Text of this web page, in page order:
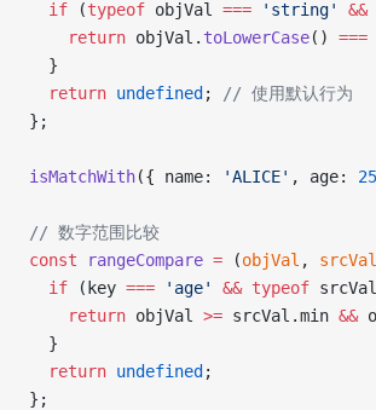
  if
(typeof objVal === 'string' &&
    return
objVal. toLowerCase() ===
  }
  return
undefined ;
// 使用默认行为
};
isMatchWith({ name: 'ALICE' , age: 25
// 数字范围比较
const rangeCompare = (objVal , srcVal
  if
(key === 'age' && typeof srcVal
    return
objVal >= srcVal.min &&
  }
  return
undefined ;
};